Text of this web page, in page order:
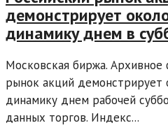
демонстрирует
динамику днем в
Московская биржа. Архивное
рынок акций демонстрирует
динамику днем рабочей
данных торгов. Индекс...